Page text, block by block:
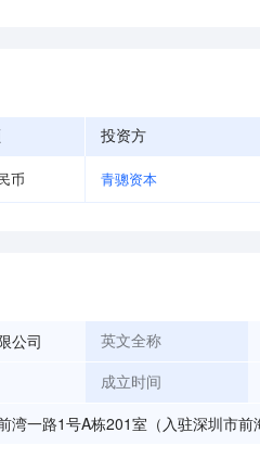
投资方
币 青骢资本
公司 英文全称
成立时间
湾一路1号A栋201室（入驻深圳市前